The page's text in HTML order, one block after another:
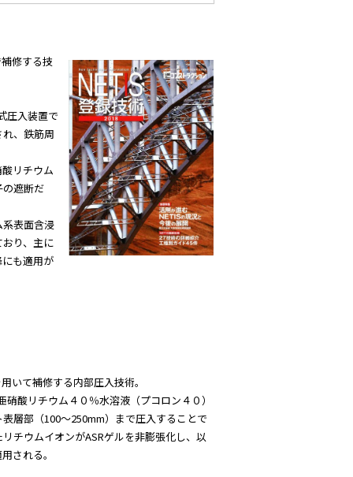
修する技
圧入装置で
、鉄筋周
リチウム
の遮断だ
表面含浸
り、主に
も適用が
いて補修する内部圧入技術。
酸リチウム４０％水溶液（プコロン４０）
層部（100～250mm）まで圧入することで
チウムイオンがASRゲルを非膨張化し、以
される。